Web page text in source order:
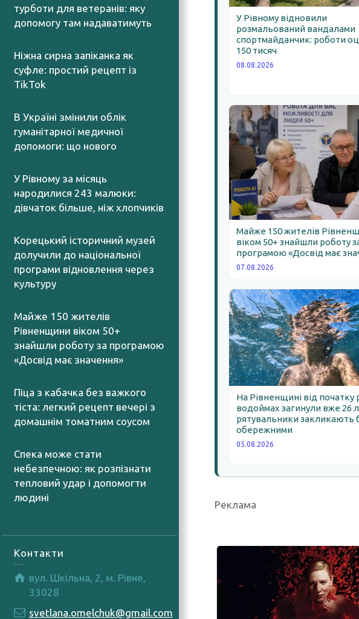
турботи для ветеранів: яку
допомогу там надаватимуть
Ніжна сирна запіканка як
суфле: простий рецепт із
TikTok
В Україні змінили облік
гуманітарної медичної
допомоги: що нового
У Рівному за місяць
народилися 243 малюки:
дівчаток більше, ніж хлопчиків
Корецький історичний музей
долучили до національної
програми відновлення через
культуру
Майже 150 жителів
Рівненщини віком 50+
знайшли роботу за програмою
«Досвід має значення»
Піца з кабачка без важкого
тіста: легкий рецепт вечері з
домашнім томатним соусом
Спека може стати
небезпечною: як розпізнати
тепловий удар і допомогти
людині
Контакти
вул. Шкільна, 2, м. Рівне,
33028
svetlana.omelchuk@gmail.com
У Рівному відновили
розмальований вандалами
спортмайданчик: роботи
150 тисяч
08.08.2026
Майже 150 жителів
віком 50+ знайшли роботу
програмою «Досвід має
07.08.2026
На Рівненщині від початку
водоймах загинули вже 26
рятувальники закликають
обережними
05.08.2026
Реклама